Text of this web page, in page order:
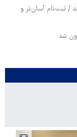
/ ثبت‌نام آسان‌تر و